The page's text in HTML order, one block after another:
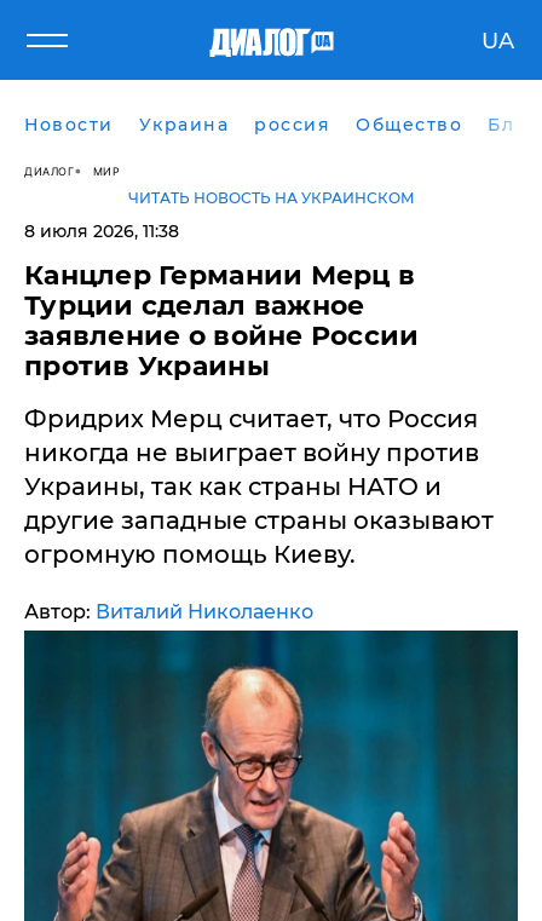
UA
Новости Украина россия Общество
ДИАЛОГ МИР
ЧИТАТЬ НОВОСТЬ НА УКРАИНСКОМ
8 июля 2026, 11:38
Канцлер Германии Мерц в
Турции сделал важное
заявление о войне России
против Украины
Фридрих Мерц считает, что Россия
никогда не выиграет войну против
Украины, так как страны НАТО и
другие западные страны оказывают
огромную помощь Киеву.
Автор: Виталий Николаенко